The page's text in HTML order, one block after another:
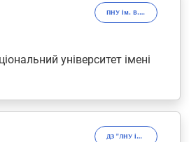
ПНУ ім. В. Стефаника
університет імені
ДЗ "ЛНУ імені Тараса Шевченка"